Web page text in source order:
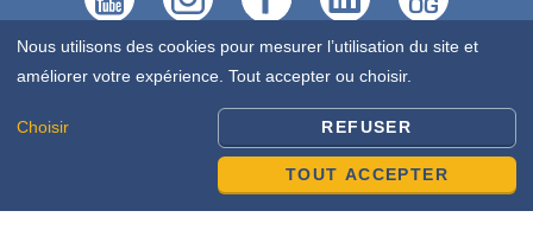
Nous utilisons des cookies pour mesurer l’utilisation du site et
améliorer votre expérience. Tout accepter ou choisir.
Choisir REFUSER
TOUT ACCEPTER